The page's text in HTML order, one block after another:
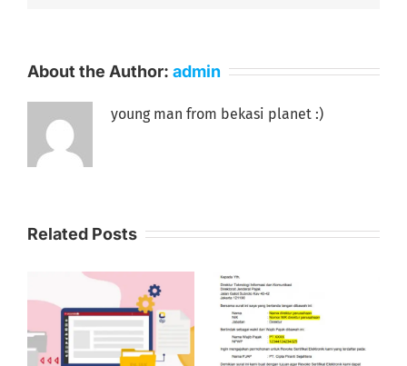
About the Author: admin
young man from bekasi planet :)
Related Posts